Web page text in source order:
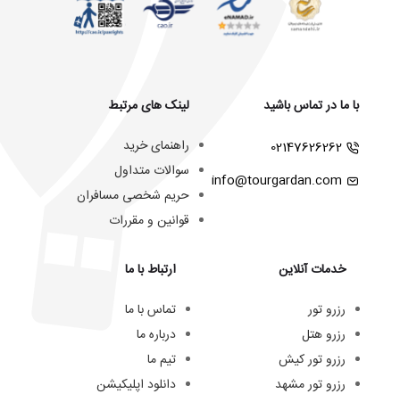
با ما در تماس باشید
02147626262
info@tourgardan.com
خدمات آنلاین
رزرو تور
رزرو هتل
رزرو تور کیش
رزرو تور مشهد
لینک های مرتبط
راهنمای خرید
سوالات متداول
حریم شخصی مسافران
قوانین و مقررات
ارتباط با ما
تماس با ما
درباره ما
تیم ما
دانلود اپلیکیشن